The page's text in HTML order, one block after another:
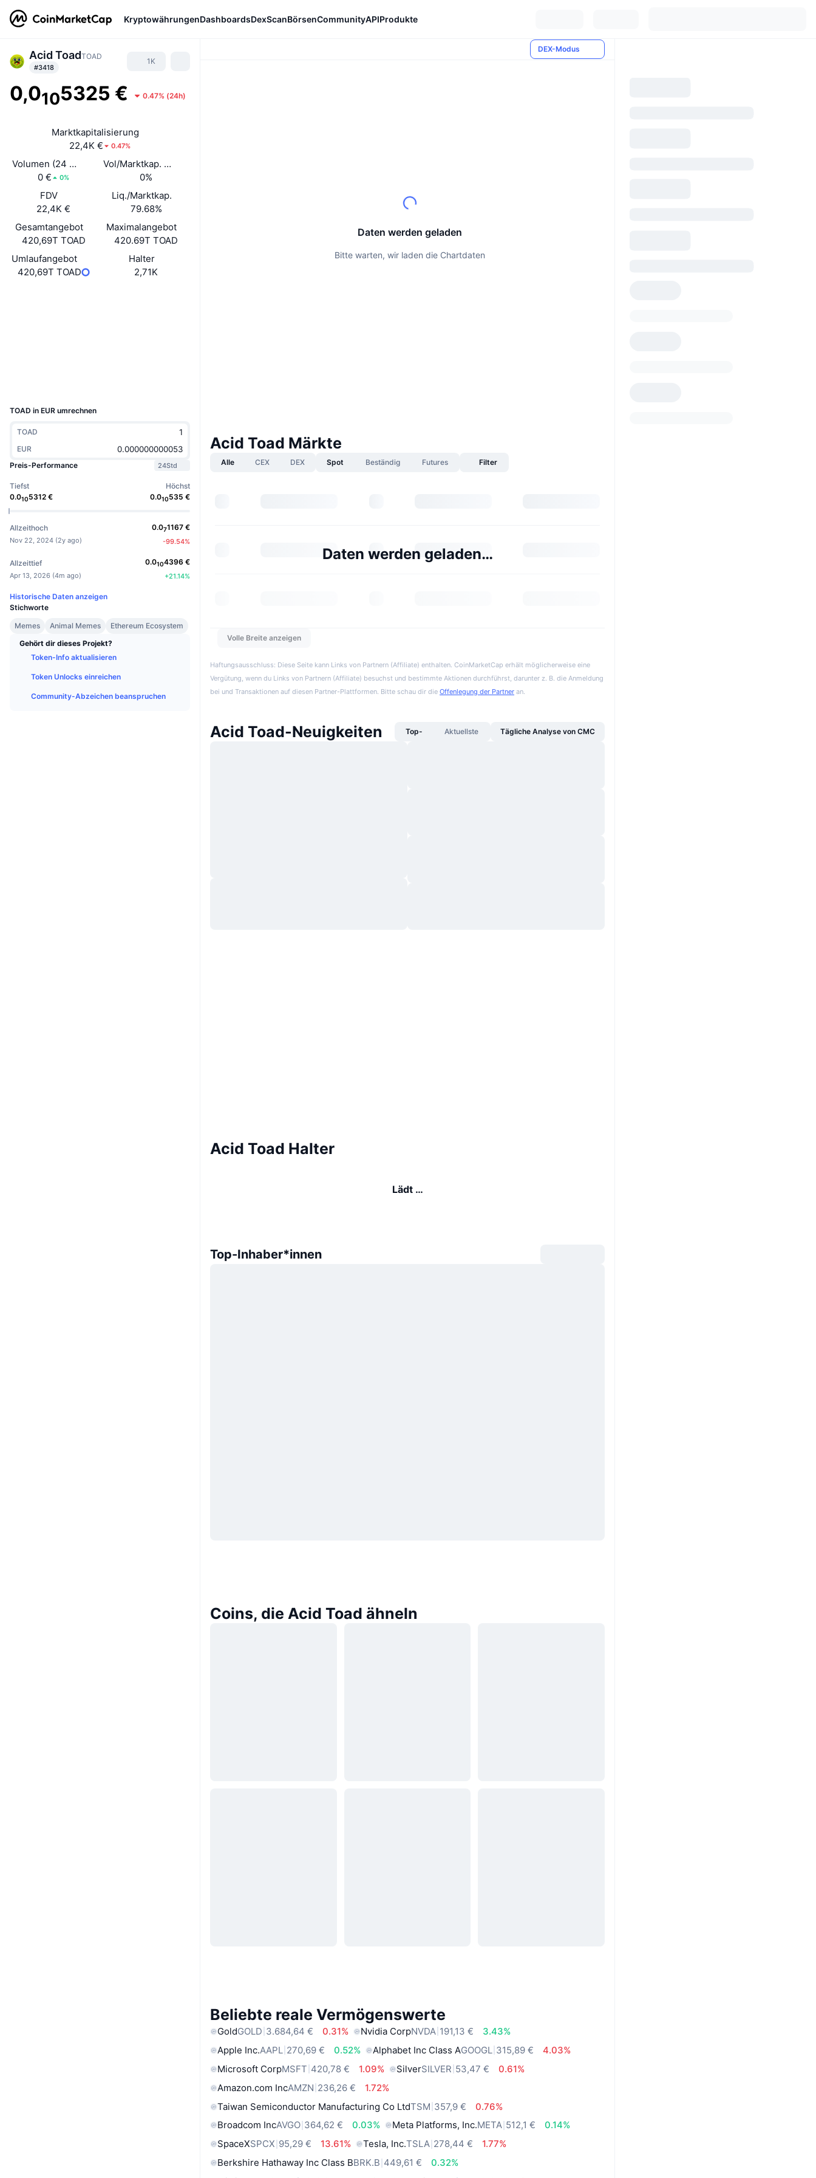
KryptowährungenDashboardsDexScanBörsenCommunityAPIProdukte
Acid ToadTOAD
#3418
1K
0,0105325 € 0.47% (24h)
Marktkapitalisierung
22,4K €
0.47%
Volumen (24 Std.)
0 €
0%
Vol/Marktkap. (24 h)
0%
FDV
22,4K €
Liq./Marktkap.
79.68%
Gesamtangebot
420,69T TOAD
Maximalangebot
420.69T TOAD
Umlaufangebot
420,69T TOAD
Halter
2,71K
TOAD in EUR umrechnen
TOAD
EUR
Preis-Performance
24Std
Tiefst
0.0105312 €
Höchst
0.010535 €
Allzeithoch
Nov 22, 2024 (2y ago)
0.071167 €
-99.54%
Allzeittief
Apr 13, 2026 (4m ago)
0.0104396 €
+21.14%
Historische Daten anzeigen
Stichworte
Memes
Animal Memes
Ethereum Ecosystem
Gehört dir dieses Projekt?
Token-Info aktualisieren
Token Unlocks einreichen
Community-Abzeichen beanspruchen
DEX-Modus
Daten werden geladen
Bitte warten, wir laden die Chartdaten
Acid Toad Märkte
Alle CEX DEX Spot Beständig Futures Filter
Daten werden geladen…
Volle Breite anzeigen
Haftungsausschluss: Diese Seite kann Links von Partnern (Affiliate) enthalten. CoinMarketCap erhält möglicherweise eine
Vergütung, wenn du Links von Partnern (Affiliate) besuchst und bestimmte Aktionen durchführst, darunter z. B. die Anmeldung
bei und Transaktionen auf diesen Partner-Plattformen. Bitte schau dir die Offenlegung der Partner an.
Acid Toad-Neuigkeiten Top- Aktuellste Tägliche Analyse von CMC
Acid Toad Halter
Lädt …
Top-Inhaber*innen
Coins, die Acid Toad ähneln
Beliebte reale Vermögenswerte
GoldGOLD 3.684,64 € 0.31% Nvidia CorpNVDA 191,13 €
3.43%
Apple Inc.AAPL 270,69 € 0.52% Alphabet Inc Class AGOOGL 315,89 €
4.03%
Microsoft CorpMSFT 420,78 € 1.09% SilverSILVER 53,47 €
0.61%
Amazon.com IncAMZN 236,26 €
1.72%
Taiwan Semiconductor Manufacturing Co LtdTSM 357,9 €
0.76%
Broadcom IncAVGO 364,62 € 0.03% Meta Platforms, Inc.META 512,1 €
0.14%
SpaceXSPCX 95,29 € 13.61% Tesla, Inc.TSLA 278,44 €
1.77%
Berkshire Hathaway Inc Class BBRK.B 449,61 €
0.32%